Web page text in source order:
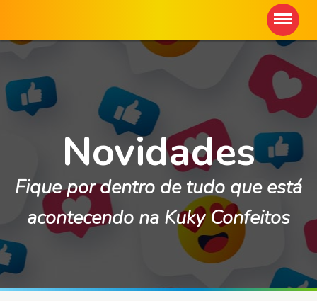
Novidades
Fique por dentro de tudo que está
acontecendo na Kuky Confeitos